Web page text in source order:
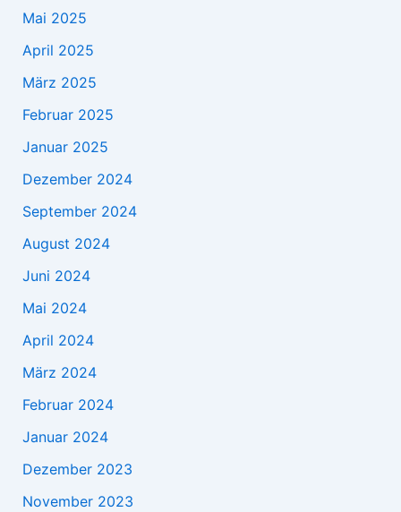
Mai 2025
April 2025
März 2025
Februar 2025
Januar 2025
Dezember 2024
September 2024
August 2024
Juni 2024
Mai 2024
April 2024
März 2024
Februar 2024
Januar 2024
Dezember 2023
November 2023